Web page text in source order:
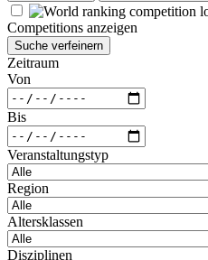
Competitions anzeigen
Suche verfeinern
Zeitraum
Von
Bis
Veranstaltungstyp
Region
Altersklassen
Disziplinen